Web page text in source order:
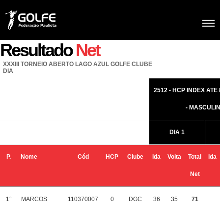
ResultadoNet
XXXIII TORNEIO ABERTO LAGO AZUL GOLFE CLUBE
DIA
2512 - HCP INDEX ATE
-
DIA 1
P. Nome Cód HCP Clube Ida Volta Total
Net
Ida
1° MARCOS 110370007 0 DGC 36 35 71